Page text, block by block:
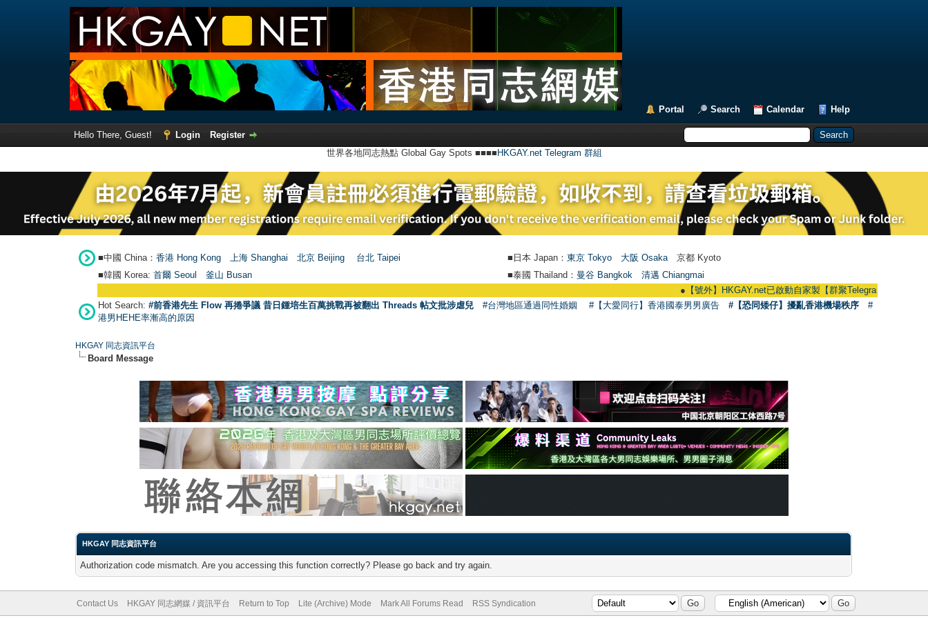
Portal Search Calendar Help
Hello There, Guest! Login
Register
世界各地同志熱點 Global Gay Spots ■■■■ HKGAY.net Telegram 群組
■中國 China： 香港 Hong Kong 上海 Shanghai 北京 Beijing 台北 Taipei ■日本 Japan： 東京 Tokyo 大阪 Osaka 京都 Kyoto
■韓國 Korea: 首爾 Seou 釜山 Busan ■泰國 Thailand： 曼谷 Bangkok
清邁 Chiangmai
【號外】HKGAY.net已啟動自家製【群聚Telegram群組】
Hot Search: #前香港先生 Flow 再捲爭議 昔日鍾培生百萬挑戰再被翻出 Threads 帖文批涉虐兒 #台灣地區通過同性婚姻 #【大愛同行】香港國泰男男廣告 #【恐同矮仔】擾亂香港機場秩序
#
港男HEHE率漸高的原因
HKGAY 同志資訊平台
Board Message
HKGAY 同志資訊平台
Authorization code mismatch. Are you accessing this function correctly? Please go back and try again.
Contact Us HKGAY 同志網媒 / 資訊平台 Return to Top Lite (Archive) Mode Mark All Forums Read RSS Syndication